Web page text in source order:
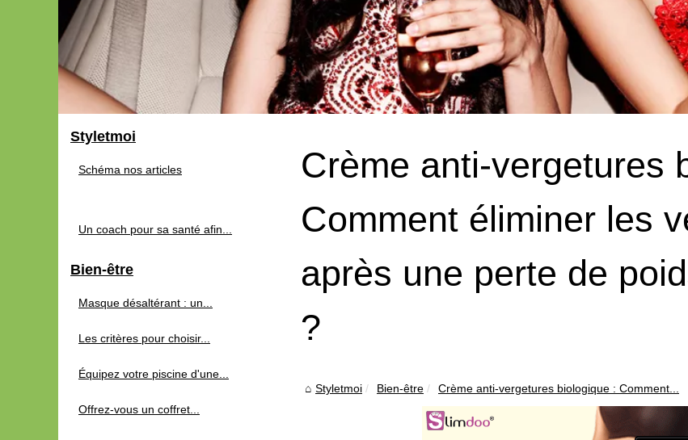
Crème anti-vergetures
Comment éliminer les
après une perte de
?
Styletmoi Bien-être Crème anti-vergetures biologique : Comment...
Styletmoi
Schéma nos articles
Un coach pour sa santé afin...
Bien-être
Masque désaltérant : un...
Les critères pour choisir...
Équipez votre piscine d'une...
Offrez-vous un coffret...